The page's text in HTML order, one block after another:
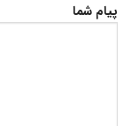
پیام شما